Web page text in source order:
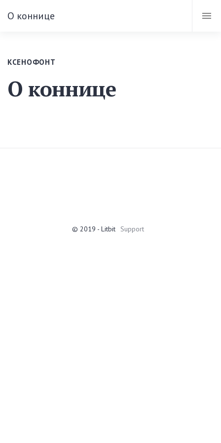
О коннице
КСЕНОФОНТ
О коннице
© 2019 - Litbit Support